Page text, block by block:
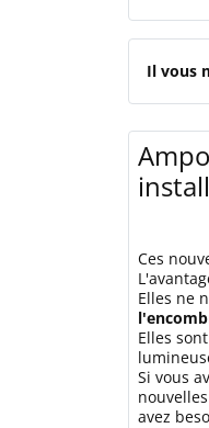
Il vous
Ces
Elles ne
Elles sont
Si vous
nouvelles
avez